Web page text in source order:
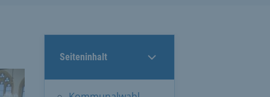
Seiteninhalt